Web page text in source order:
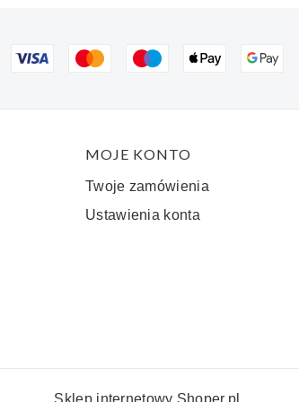
MOJE KONTO
Twoje zamówienia
Ustawienia konta